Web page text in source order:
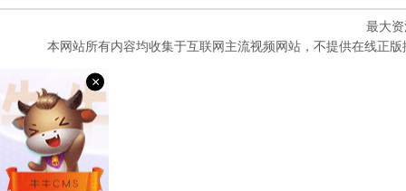
最大
本网站所有内容均收集于互联网主流视频网站，不提供在线正
×